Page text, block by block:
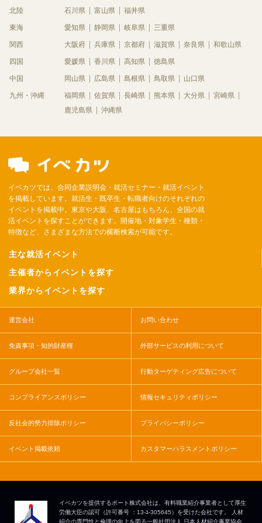
北陸 石川県 富山県 福井県
東海 愛知県 静岡県 岐阜県 三重県
関西 大阪府 兵庫県 京都府 滋賀県 奈良県 和歌山県
四国 愛媛県 香川県 高知県 徳島県
中国 岡山県 広島県 島根県 鳥取県 山口県
九州・沖縄 福岡県 佐賀県 長崎県 熊本県 大分県
宮崎県
鹿児島県
沖縄県
イベカツでは、合同企業説明会・就活セミナー・就活イベント
を掲載しています。就活生・既卒生・転職者向けのそれぞれの
イベントを掲載中。東京や大阪、名古屋はもちろん、全国の就
活イベントを探すことができます。開催地・対象学生・種類・
特徴など、さまざまな方法での横断検索が可能です。
主な就活イベント
主催者からイベントを探す
業界からイベントを探す
運営会社 お問い合わせ
免責事項・知的財産権 外部サービスの利用について
グループ会社一覧 行動ターゲティング広告について
コンプライアンスポリシー 情報セキュリティポリシー
反社会的勢力排除ポリシー プライバシーポリシー
イベント掲載依頼 カスタマーハラスメントポリシー